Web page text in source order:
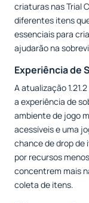
criaturas nas Trial
diferentes itens
essenciais para
ajudarão na
Experiência de
A atualização
a experiência de
ambiente de jogo
acessíveis e uma
chance de drop de
por recursos
concentrem mais
coleta de itens.